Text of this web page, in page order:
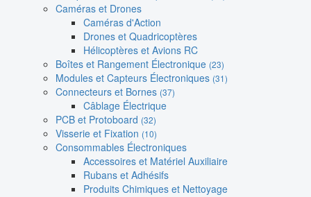
Caméras et Drones
Caméras d'Action
Drones et Quadricoptères
Hélicoptères et Avions RC
Boîtes et Rangement Électronique (23)
Modules et Capteurs Électroniques (31)
Connecteurs et Bornes (37)
Câblage Électrique
PCB et Protoboard (32)
Visserie et Fixation (10)
Consommables Électroniques
Accessoires et Matériel Auxiliaire
Rubans et Adhésifs
Produits Chimiques et Nettoyage